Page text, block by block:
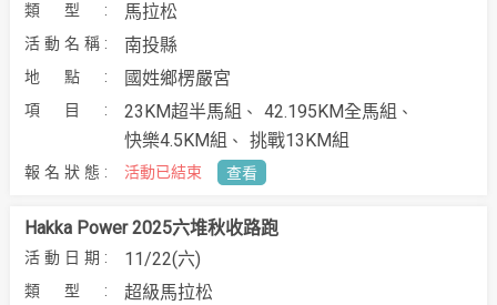
馬拉松
南投縣
國姓鄉楞嚴宮
23KM超半馬組
42.195KM全馬組
快樂4.5KM組
挑戰13KM組
活動已結束 查看
11/22(六)
超級馬拉松
Hakka Power 2025六堆秋收路跑